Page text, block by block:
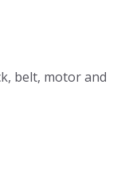
belt, motor and